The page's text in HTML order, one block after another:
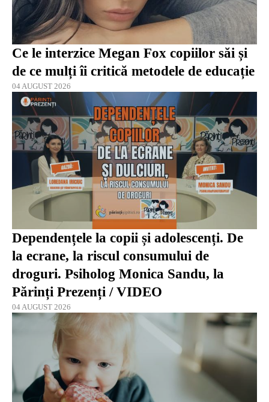
Ce le interzice Megan Fox copiilor săi și
de ce mulți îi critică metodele de educație
04 AUGUST 2026
Dependențele la copii și adolescenți. De
la ecrane, la riscul consumului de
droguri. Psiholog Monica Sandu, la
Părinți Prezenți / VIDEO
04 AUGUST 2026